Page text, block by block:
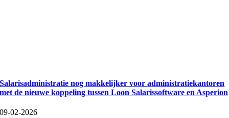
Salarisadministratie nog makkelijker voor administratiekantoren
met de nieuwe koppeling tussen Loon Salarissoftware en Asperion
09-02-2026